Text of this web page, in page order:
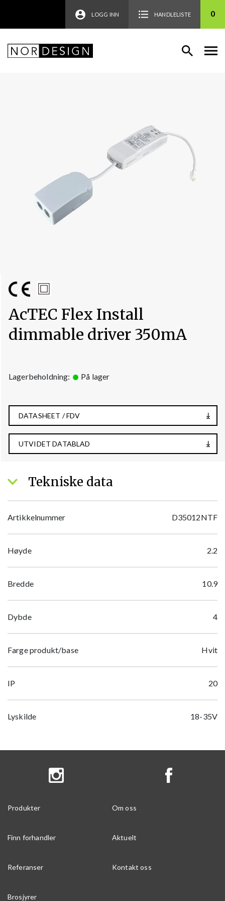
LOGG INN HANDLELISTE 0
AcTEC Flex Install
dimmable driver 350mA
Lagerbeholdning: På lager
DATASHEET / FDV
UTVIDET DATABLAD
Tekniske data
Artikkelnummer D35012NTF
Høyde 2.2
Bredde 10.9
Dybde 4
Farge produkt/base Hvit
IP 20
Lyskilde 18-35V
Produkter Om oss
Finn forhandler Aktuelt
Referanser Kontakt oss
Brosjyrer